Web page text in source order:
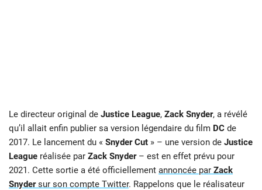
Le directeur original de Justice League, Zack Snyder, a révélé
qu’il allait enfin publier sa version légendaire du film DC de
2017. Le lancement du « Snyder Cut » – une version de Justice
League réalisée par Zack Snyder– est en effet prévu pour
2021. Cette sortie a été officiellement annoncée par Zack
Snydersur son compte Twitter. Rappelons que le réalisateur